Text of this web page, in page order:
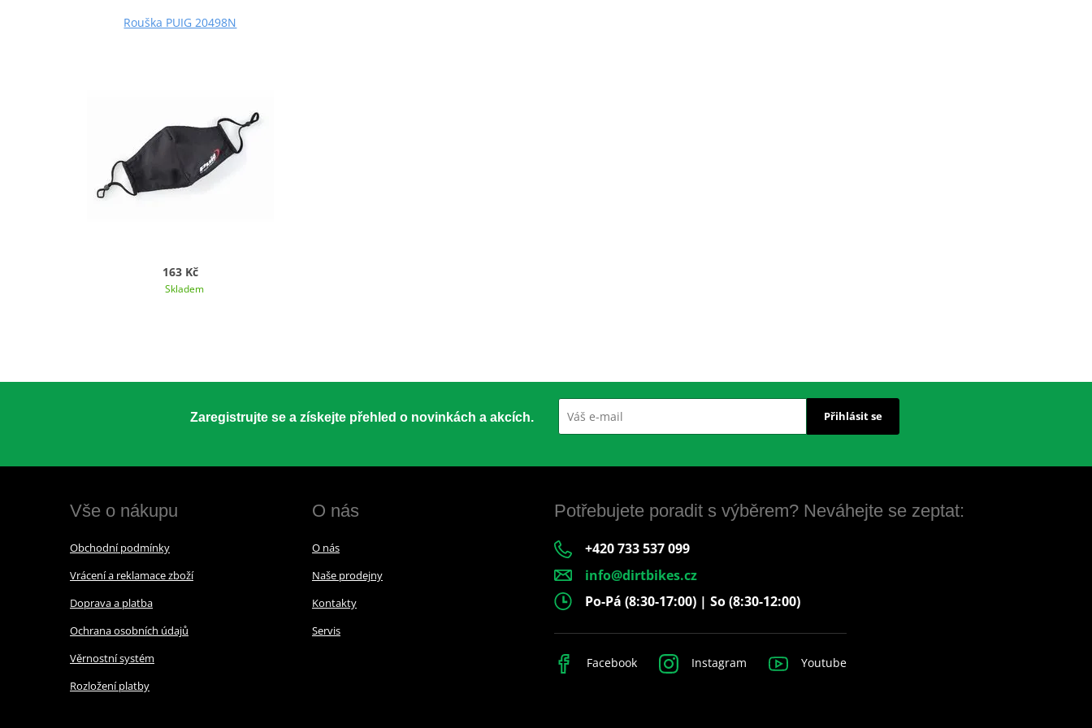
Rouška PUIG 20498N
163 Kč
Skladem
Zaregistrujte se a získejte přehled o novinkách a akcích. Přihlásit se
Vše o nákupu
Obchodní podmínky
Vrácení a reklamace zboží
Doprava a platba
Ochrana osobních údajů
Věrnostní systém
Rozložení platby
O nás
O nás
Naše prodejny
Kontakty
Servis
Potřebujete poradit s výběrem? Neváhejte se zeptat:
+420 733 537 099
info@dirtbikes.cz
Po-Pá (8:30-17:00) | So (8:30-12:00)
Facebook Instagram Youtube